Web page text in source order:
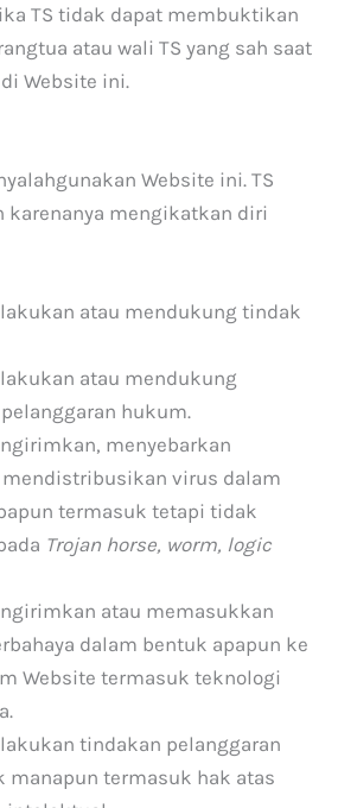
TS tidak dapat membuktikan
atau wali TS yang sah saat
Website ini.
Website ini. TS
karenanya mengikatkan diri
atau mendukung tindak
atau mendukung
hukum.
menyebarkan
virus dalam
termasuk tetapi tidak
Trojan horse, worm, logic
atau memasukkan
dalam bentuk apapun ke
Website termasuk teknologi
tindakan pelanggaran
manapun termasuk hak atas